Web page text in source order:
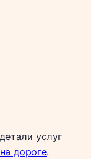
услуг
дороге.